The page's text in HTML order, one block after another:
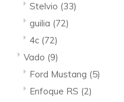
Stelvio (33)
guilia (72)
4c (72)
Vado (9)
Ford Mustang (5)
Enfoque RS (2)